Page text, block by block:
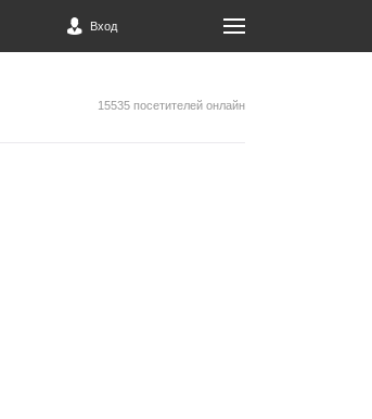
Вход
15535 посетителей онлайн